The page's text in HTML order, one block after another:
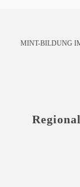
MINT-BILDUNG